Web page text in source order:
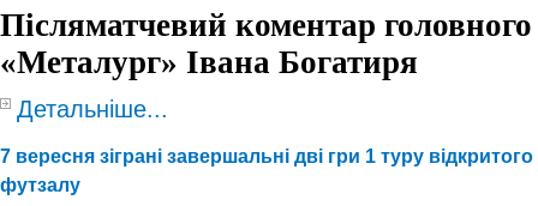
Післяматчевий коментар
«Металург» Івана Богатиря
Детальніше...
7 вересня зіграні завершальні дві гри 1 туру
футзалу